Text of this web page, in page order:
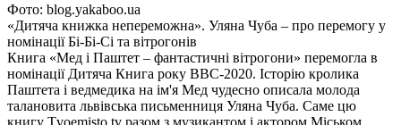
Фото: blog.yakaboo.ua
«Дитяча книжка непереможна». Уляна Чуба – про перемогу у
номінації Бі-Бі-Сі та вітрогонів
Книга «Мед і Паштет – фантастичні вітрогони» перемогла в
номінації Дитяча Книга року BBC-2020. Історію кролика
Паштета і ведмедика на ім'я Мед чудесно описала молода
талановита львівська письменниця Уляна Чуба. Саме цю
книгу Тvoemisto.tv разом з музикантом і актором Міськом